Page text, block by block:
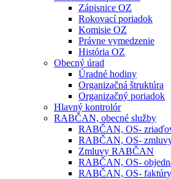
Zápisnice OZ
Rokovací poriadok
Komisie OZ
Právne vymedzenie
História OZ
Obecný úrad
Úradné hodiny
Organizačná štruktúra
Organizačný poriadok
Hlavný kontrolór
RABČAN, obecné služby
RABČAN, OS-
RABČAN, OS-
Zmluvy RABČAN
RABČAN, OS-
RABČAN, OS-